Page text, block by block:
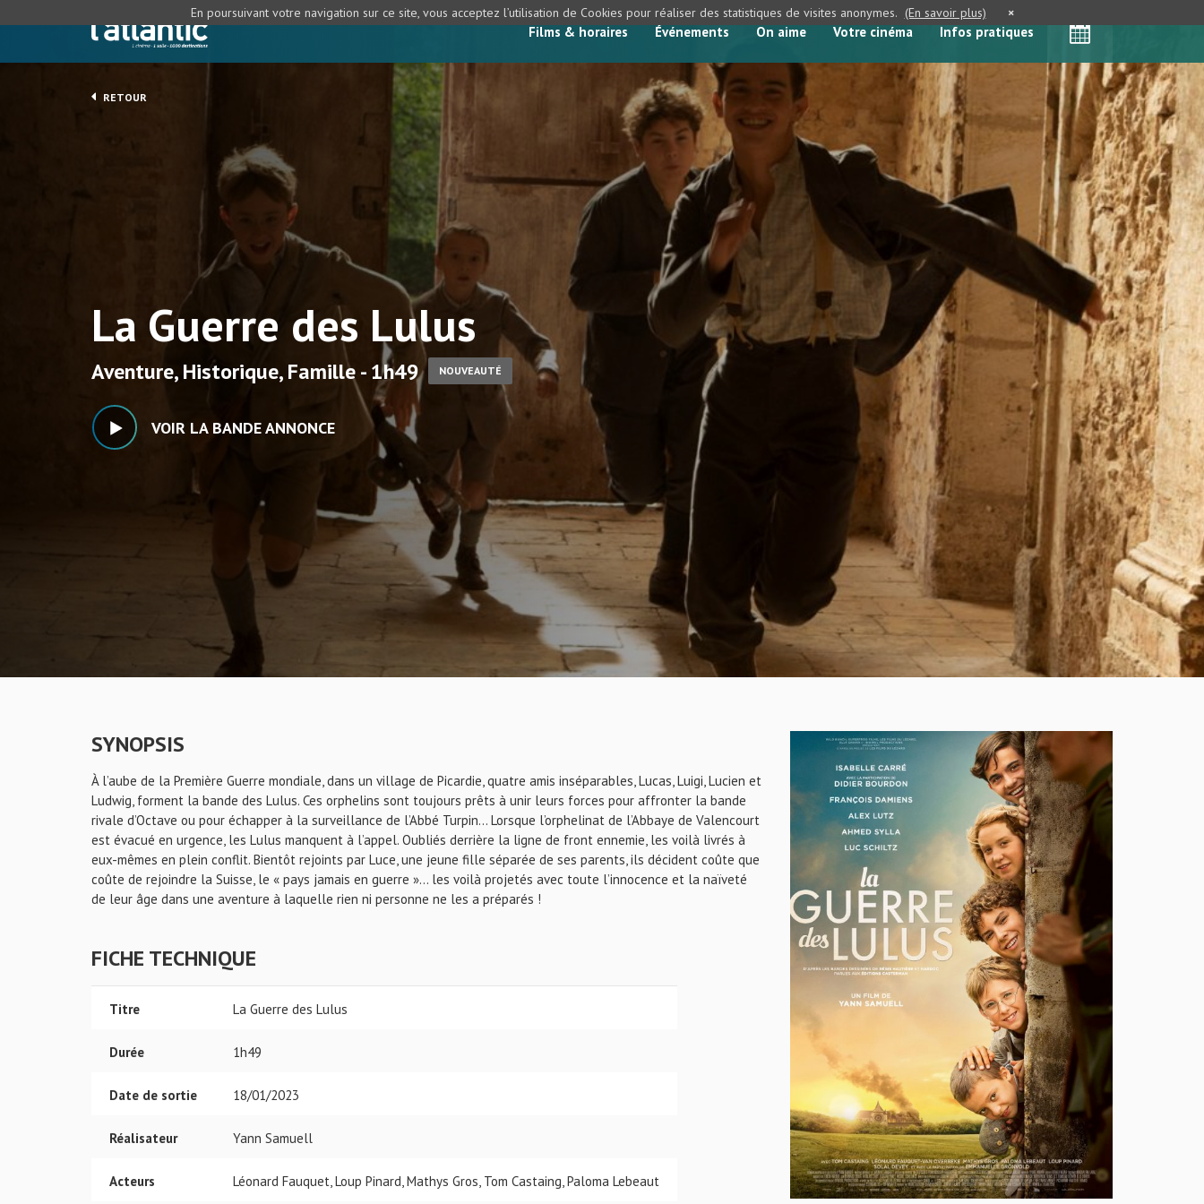
Films & horaires Événements On aime Votre cinéma Infos pratiques
RETOUR
La Guerre des Lulus
Aventure, Historique, Famille - 1h49 NOUVEAUTÉ
VOIR LA BANDE ANNONCE
SYNOPSIS
À l’aube de la Première Guerre mondiale, dans un village de Picardie, quatre amis inséparables, Lucas, Luigi, Lucien et
Ludwig, forment la bande des Lulus. Ces orphelins sont toujours prêts à unir leurs forces pour affronter la bande
rivale d’Octave ou pour échapper à la surveillance de l’Abbé Turpin… Lorsque l’orphelinat de l’Abbaye de Valencourt
est évacué en urgence, les Lulus manquent à l’appel. Oubliés derrière la ligne de front ennemie, les voilà livrés à
eux-mêmes en plein conflit. Bientôt rejoints par Luce, une jeune fille séparée de ses parents, ils décident coûte que
coûte de rejoindre la Suisse, le « pays jamais en guerre »... les voilà projetés avec toute l’innocence et la naïveté
de leur âge dans une aventure à laquelle rien ni personne ne les a préparés !
FICHE TECHNIQUE
Titre La Guerre des Lulus
Durée 1h49
Date de sortie 18/01/2023
Réalisateur Yann Samuell
Acteurs Léonard Fauquet, Loup Pinard, Mathys Gros, Tom Castaing, Paloma Lebeaut
En poursuivant votre navigation sur ce site, vous acceptez l’utilisation de Cookies pour réaliser des statistiques de visites anonymes. (En savoir plus) ×